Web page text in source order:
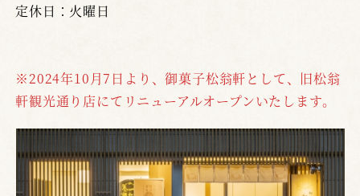
定休日：火曜日
※2024年10月7日より、御菓子松翁軒として、旧松翁
軒観光通り店にてリニューアルオープンいたします。